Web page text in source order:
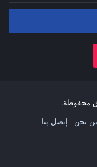
نحن إتصل بنا